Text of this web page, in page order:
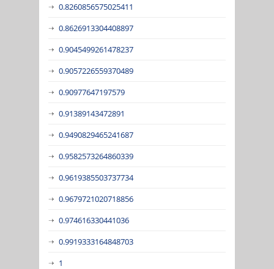
0.8260856575025411
0.8626913304408897
0.9045499261478237
0.9057226559370489
0.90977647197579
0.91389143472891
0.9490829465241687
0.9582573264860339
0.9619385503737734
0.9679721020718856
0.974616330441036
0.9919333164848703
1